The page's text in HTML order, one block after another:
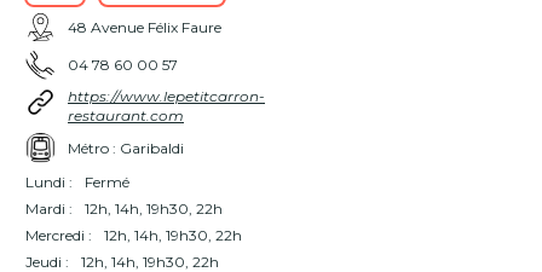
48 Avenue Félix Faure
04 78 60 00 57
https://www.lepetitcarron-
restaurant.com
Métro : Garibaldi
Lundi :
Fermé
Mardi :
12h, 14h, 19h30, 22h
Mercredi :
12h, 14h, 19h30, 22h
Jeudi :
12h, 14h, 19h30, 22h